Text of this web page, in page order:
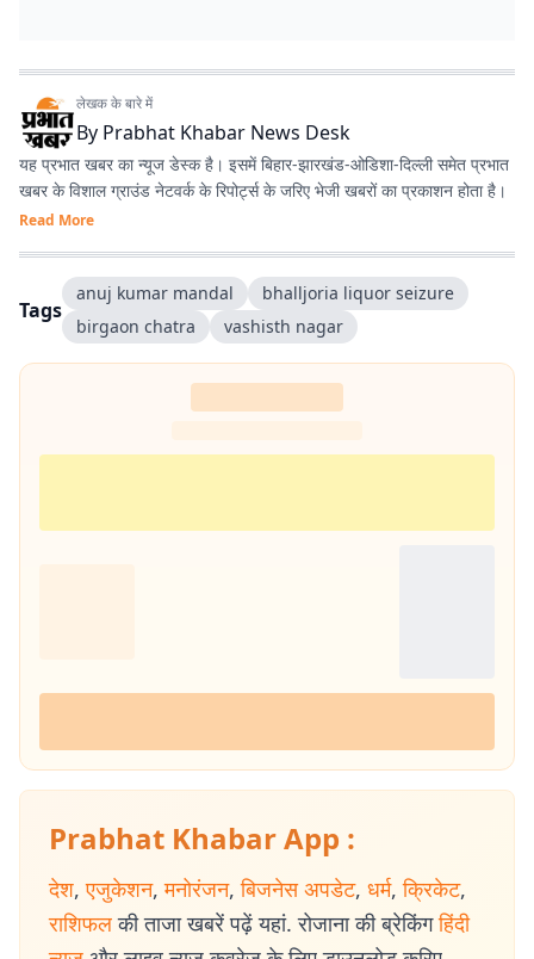
लेखक के बारे में
By Prabhat Khabar News Desk
यह प्रभात खबर का न्यूज डेस्क है। इसमें बिहार-झारखंड-ओडिशा-दिल्‍ली समेत प्रभात
खबर के विशाल ग्राउंड नेटवर्क के रिपोर्ट्स के जरिए भेजी खबरों का प्रकाशन होता है।
Read More
Tags
anuj kumar mandal
bhalljoria liquor seizure
birgaon chatra
vashisth nagar
Prabhat Khabar App :
देश, एजुकेशन, मनोरंजन, बिजनेस अपडेट, धर्म, क्रिकेट,
राशिफल की ताजा खबरें पढ़ें यहां. रोजाना की ब्रेकिंग हिंदी